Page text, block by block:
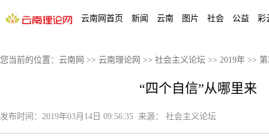
云南网首页 新闻 云南 图片 社会 公益 彩
您当前的位置： 云南网 >> 云南理论网 >> 社会主义论坛 >> 2019年 >>
“四个自信”从哪里来
发布时间： 2019年03月14日 09:56:35 来源： 社会主义论坛